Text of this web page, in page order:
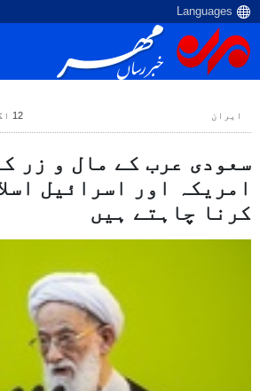
ایران 12 اگست، 2016، 3:23 PM
سعودی عرب کے مال و زر
امریکہ اور اسرائیل
کرنا چاہتے ہیں